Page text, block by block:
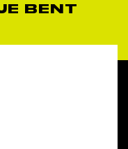
BENT